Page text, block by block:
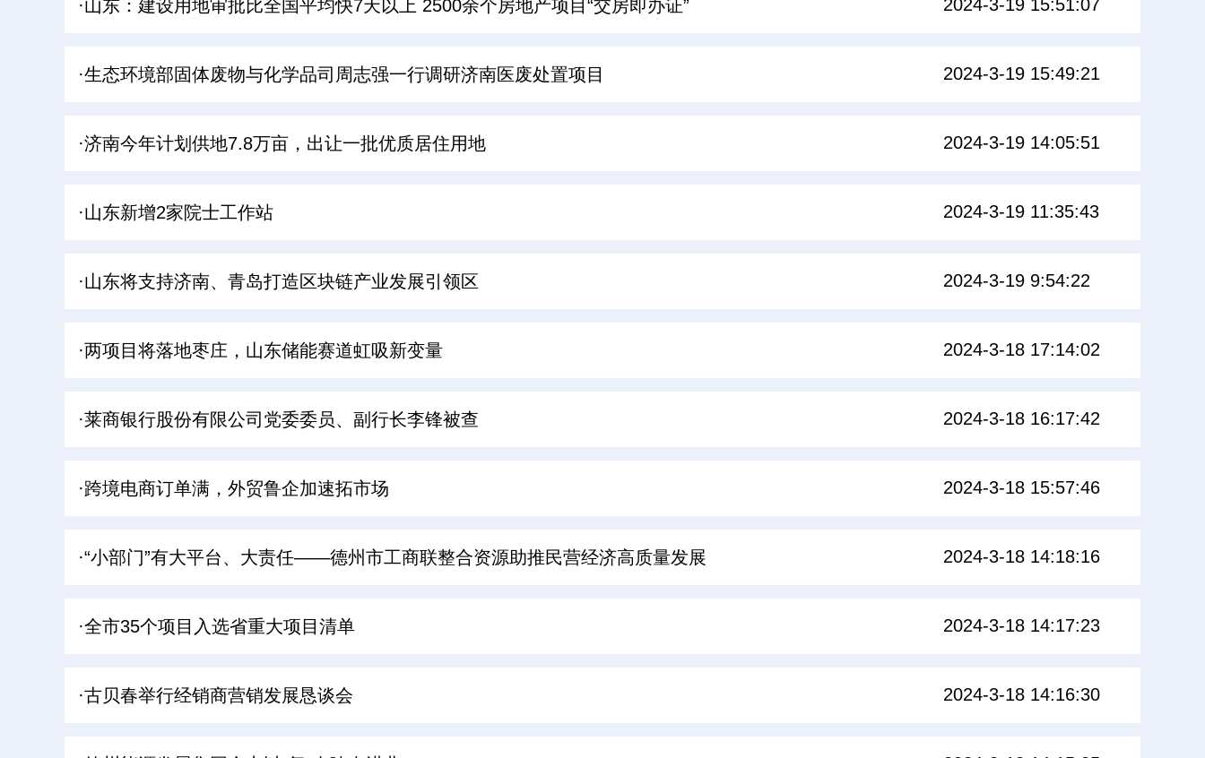
·山东：建设用地审批比全国平均快7天以上 2500余个房地产项目“交房即办证” 2024-3-19 15:51:07
·生态环境部固体废物与化学品司周志强一行调研济南医废处置项目 2024-3-19 15:49:21
·济南今年计划供地7.8万亩，出让一批优质居住用地 2024-3-19 14:05:51
·山东新增2家院士工作站 2024-3-19 11:35:43
·山东将支持济南、青岛打造区块链产业发展引领区 2024-3-19 9:54:22
·两项目将落地枣庄，山东储能赛道虹吸新变量 2024-3-18 17:14:02
·莱商银行股份有限公司党委委员、副行长李锋被查 2024-3-18 16:17:42
·跨境电商订单满，外贸鲁企加速拓市场 2024-3-18 15:57:46
·“小部门”有大平台、大责任——德州市工商联整合资源助推民营经济高质量发展 2024-3-18 14:18:16
·全市35个项目入选省重大项目清单 2024-3-18 14:17:23
·古贝春举行经销商营销发展恳谈会 2024-3-18 14:16:30